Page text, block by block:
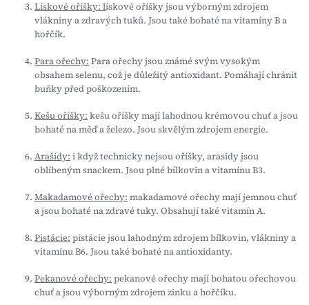
Lískové oříšky: lískové oříšky jsou výborným zdrojem
vlákniny a zdravých tuků. Jsou také bohaté na vitamíny B a
hořčík.
Para ořechy: Para ořechy jsou známé svým vysokým
obsahem selenu, což je důležitý antioxidant. Pomáhají chránit
buňky před poškozením.
Kešu oříšky: kešu oříšky mají lahodnou krémovou chuť a jsou
bohaté na měď a železo. Jsou skvělým zdrojem energie.
Arašídy: i když technicky nejsou oříšky, arasidy jsou
oblíbeným snackem. Jsou plné bílkovin a vitamínu B3.
Makadamové ořechy: makadamové ořechy mají jemnou chuť
a jsou bohaté na zdravé tuky. Obsahují také vitamín A.
Pistácie: pistácie jsou lahodným zdrojem bílkovin, vlákniny a
vitamínu B6. Jsou také bohaté na antioxidanty.
Pekanové ořechy: pekanové ořechy mají bohatou ořechovou
chuť a jsou výborným zdrojem zinku a hořčíku.